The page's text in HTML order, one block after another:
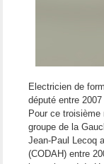
Electricien de
député entre
Pour ce
groupe de la
Jean-Paul Lecoq
(CODAH) entre